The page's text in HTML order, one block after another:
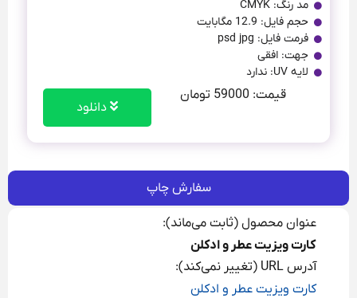
مد رنگ: CMYK
حجم فایل: 12.9 مگابایت
فرمت فایل: psd jpg
جهت: افقی
لایه UV: ندارد
قیمت: 59000 تومان
دانلود
سفارش چاپ
عنوان محصول (ثابت می‌ماند):
کارت ویزیت عطر و ادکلن
آدرس URL (تغییر نمی‌کند):
کارت ویزیت عطر و ادکلن